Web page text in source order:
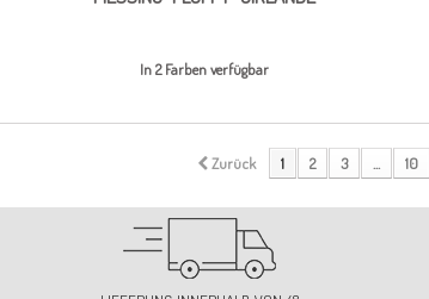
In 2 Farben verfügbar
Zurück 1 2 3 ... 10